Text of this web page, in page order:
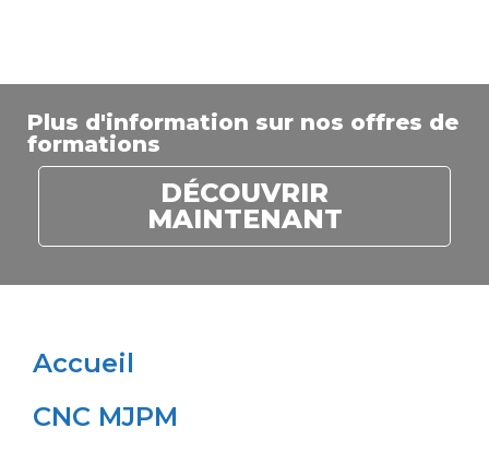
Plus d'information sur nos offres de
formations
DÉCOUVRIR
MAINTENANT
Accueil
CNC MJPM